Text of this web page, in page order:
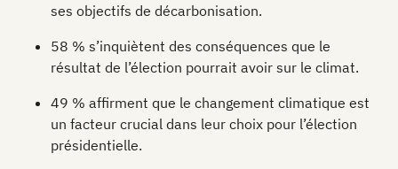
ses objectifs de décarbonisation.
58 % s’inquiètent des conséquences que le
résultat de l’élection pourrait avoir sur le climat.
49 % affirment que le changement climatique est
un facteur crucial dans leur choix pour l’élection
présidentielle.